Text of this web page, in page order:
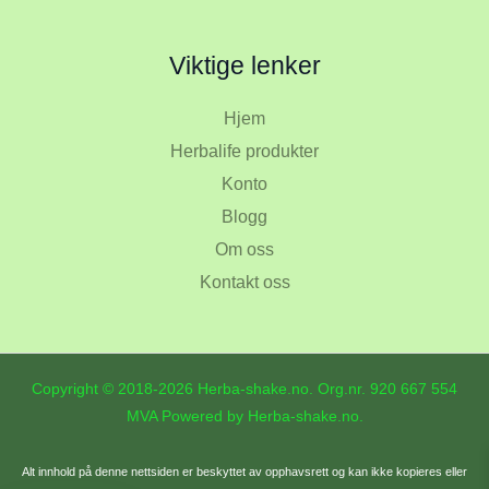
Viktige lenker
Hjem
Herbalife produkter
Konto
Blogg
Om oss
Kontakt oss
Copyright © 2018-2026 Herba-shake.no. Org.nr. 920 667 554
MVA Powered by Herba-shake.no.
Alt innhold på denne nettsiden er beskyttet av opphavsrett og kan ikke kopieres eller